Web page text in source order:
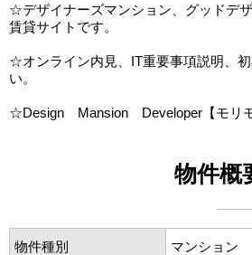
☆デザイナーズマンション、グッドデ
賃貸サイトです。
☆オンライン内見、IT重要事項説明、
い。
☆Design Mansion Developer【モリ
物件概
物件種別 マンション